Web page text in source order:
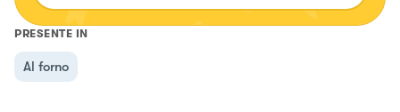
PRESENTE IN
Al forno